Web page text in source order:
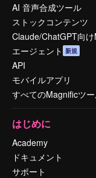
AI 音声合成ツール
ストックコンテンツ
Claude/ChatGPT向
エージェント 新規
API
モバイルアプリ
すべてのMagnificツ
はじめに
Academy
ドキュメント
サポート